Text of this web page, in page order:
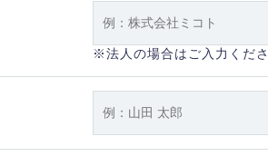
※法人の場合はご入力くださ